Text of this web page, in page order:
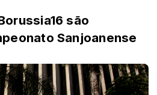
são
Sanjoanense